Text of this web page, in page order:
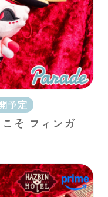
予定
そ フィンガ